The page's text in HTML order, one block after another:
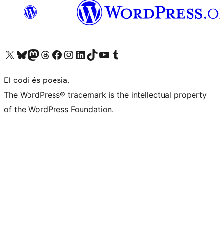
Visiteu el nostre compte X (abans Twitter)
Visiteu el nostre compte de Bluesky
Visiteu el nostre compte al Mastodon
Visiteu el nostre compte de Threads
Visiteu la nostra pàgina al Facebook
Visiteu el nostre compte d'Instagram
Visiteu el nostre compte de LinkedIn
Visiteu el nostre compte de TikTok
Visiteu el nostre canal al YouTube
Visiteu el nostre compte de Tumblr
El codi és poesia.
The WordPress® trademark is the intellectual property
of the WordPress Foundation.